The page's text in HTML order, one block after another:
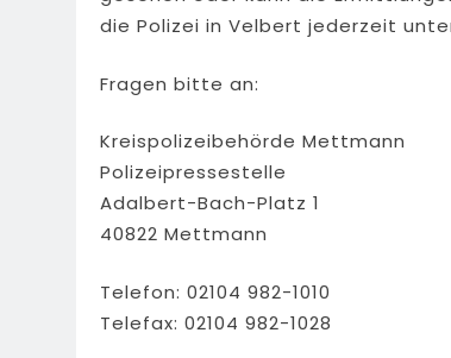
die Polizei in Velbert jederzeit
Fragen bitte an:
Kreispolizeibehörde Mettmann
Polizeipressestelle
Adalbert-Bach-Platz 1
40822 Mettmann
Telefon: 02104 982-1010
Telefax: 02104 982-1028